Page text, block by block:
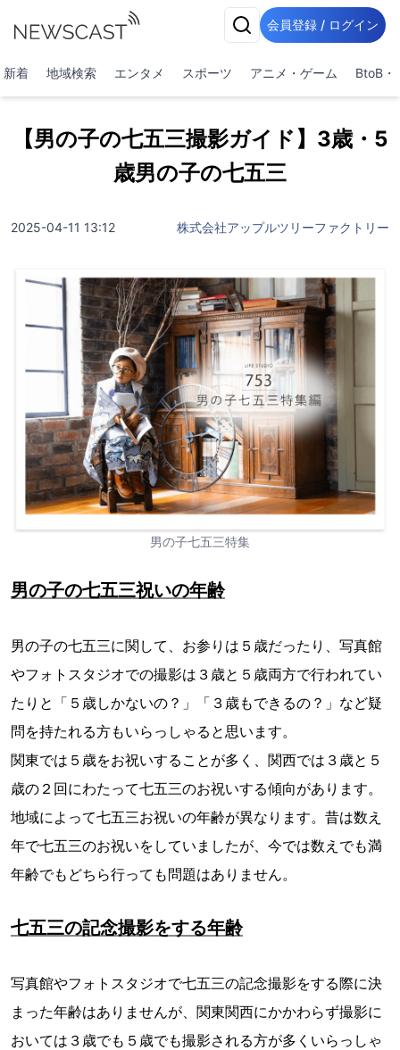
会員登録 / ログイン
新着 地域検索 エンタメ スポーツ アニメ・ゲーム BtoB・
【男の子の七五三撮影ガイド】3歳・5
歳男の子の七五三
2025-04-11 13:12 株式会社アップルツリーファクトリー
男の子七五三特集
男の子の七五三祝いの年齢
男の子の七五三に関して、お参りは５歳だったり、写真館
やフォトスタジオでの撮影は３歳と５歳両方で行われてい
たりと「５歳しかないの？」「３歳もできるの？」など疑
問を持たれる方もいらっしゃると思います。
関東では５歳をお祝いすることが多く、関西では３歳と５
歳の２回にわたって七五三のお祝いする傾向があります。
地域によって七五三お祝いの年齢が異なります。昔は数え
年で七五三のお祝いをしていましたが、今では数えでも満
年齢でもどちら行っても問題はありません。
七五三の記念撮影をする年齢
写真館やフォトスタジオで七五三の記念撮影をする際に決
まった年齢はありませんが、関東関西にかかわらず撮影に
おいては３歳でも５歳でも撮影される方が多くいらっしゃ